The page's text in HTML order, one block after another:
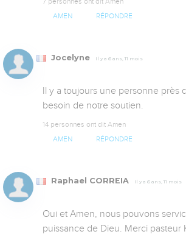
AMEN RÉPONDRE
Jocelyne Il y a 6 ans, 11 mois
Il y a toujours une personne près
besoin de notre soutien.
14 personnes ont dit Amen
AMEN RÉPONDRE
Raphael CORREIA Il y a 6 ans, 11 mois
Oui et Amen, nous pouvons
puissance de Dieu. Merci pasteur